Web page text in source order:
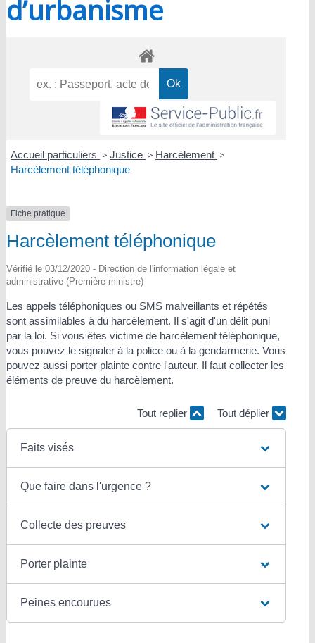
d’urbanisme
Accueil particuliers > Justice > Harcèlement >
Harcèlement téléphonique
Fiche pratique
Harcèlement téléphonique
Vérifié le 03/12/2020 - Direction de l'information légale et
administrative (Première ministre)
Les appels téléphoniques ou SMS malveillants et répétés
sont assimilables à du harcèlement. Il s'agit d'un délit puni
par la loi. Si vous êtes victime de harcèlement téléphonique,
vous pouvez le signaler à la police ou à la gendarmerie. Vous
pouvez aussi porter plainte contre l'auteur. Il faut collecter les
éléments de preuve du harcèlement.
Tout replier Tout déplier
Faits visés
Que faire dans l'urgence ?
Collecte des preuves
Porter plainte
Peines encourues